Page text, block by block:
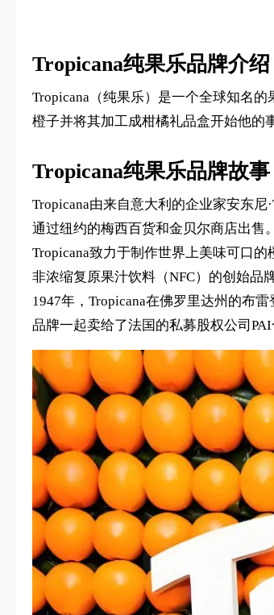
Tropicana纯果乐品牌介绍
Tropicana（纯果乐）是一个全球知名
橙子并将其加工成柑橘礼品盒开始他的
Tropicana纯果乐品牌故事
Tropicana由来自意大利的企业家安东
通过纽约的梅西百货和金贝尔商店出售
Tropicana致力于制作世界上美味可口
非浓缩复原果汁饮料（NFC）的创始品
1947年，Tropicana在佛罗里达州的布
品牌一起卖给了法国的私募股权公司PAI